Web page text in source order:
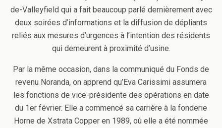
de-Valleyfield qui a fait beaucoup parlé dernièrement avec
deux soirées d’informations et la diffusion de dépliants
reliés aux mesures d’urgences à l’intention des résidents
qui demeurent à proximité d’usine.
Par la même occasion, dans la communiqué du Fonds de
revenu Noranda, on apprend qu’Eva Carissimi assumera
les fonctions de vice-présidente des opérations en date
du 1er février. Elle a commencé sa carrière à la fonderie
Horne de Xstrata Copper en 1989, où elle a été nommée